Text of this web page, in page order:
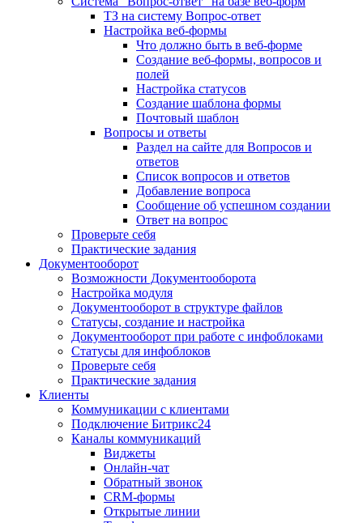
ТЗ на систему Вопрос-ответ
Настройка веб-формы
Что должно быть в веб-форме
Создание веб-формы, вопросов и
полей
Настройка статусов
Создание шаблона формы
Почтовый шаблон
Вопросы и ответы
Раздел на сайте для Вопросов и
ответов
Список вопросов и ответов
Добавление вопроса
Сообщение об успешном создании
Ответ на вопрос
Проверьте себя
Практические задания
Документооборот
Возможности Документооборота
Настройка модуля
Документооборот в структуре файлов
Статусы, создание и настройка
Документооборот при работе с инфоблоками
Статусы для инфоблоков
Проверьте себя
Практические задания
Клиенты
Коммуникации с клиентами
Подключение Битрикс24
Каналы коммуникаций
Виджеты
Онлайн-чат
Обратный звонок
CRM-формы
Открытые линии